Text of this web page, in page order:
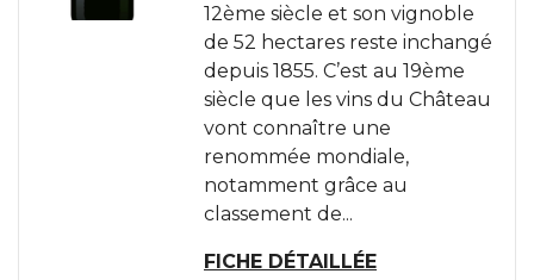
12ème siècle et son vignoble
de 52 hectares reste inchangé
depuis 1855. C’est au 19ème
siècle que les vins du Château
vont connaître une
renommée mondiale,
notamment grâce au
classement de...
FICHE DÉTAILLÉE